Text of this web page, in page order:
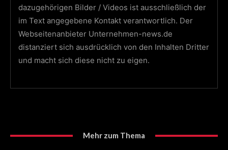
dazugehörigen Bilder / Videos ist ausschließlich der
im Text angegebene Kontakt verantwortlich. Der
Webseitenanbieter Unternehmen-news.de
distanziert sich ausdrücklich von den Inhalten Dritter
und macht sich diese nicht zu eigen.
Mehr zum Thema